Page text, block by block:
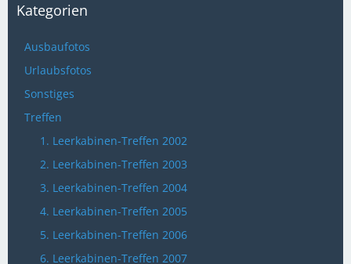
Kategorien
Ausbaufotos
Urlaubsfotos
Sonstiges
Treffen
1. Leerkabinen-Treffen 2002
2. Leerkabinen-Treffen 2003
3. Leerkabinen-Treffen 2004
4. Leerkabinen-Treffen 2005
5. Leerkabinen-Treffen 2006
6. Leerkabinen-Treffen 2007